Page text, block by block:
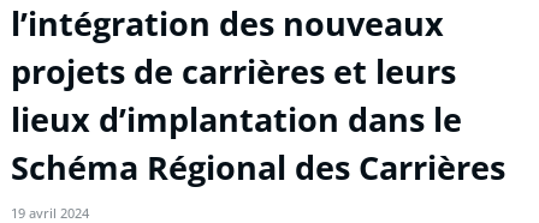
l’intégration des nouveaux
projets de carrières et leurs
lieux d’implantation dans le
Schéma Régional des Carrières
19 avril 2024